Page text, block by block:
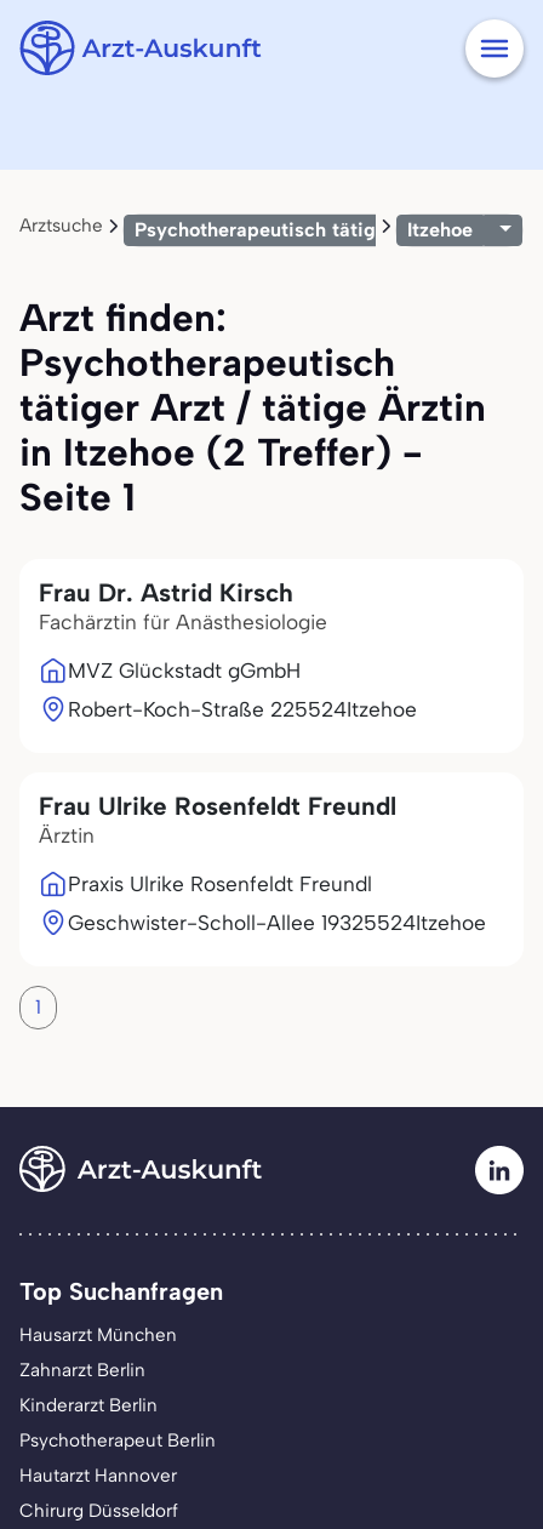
Arztsuche Psychotherapeutisch tätiger Arzt / tätige
Itzehoe
Arzt finden:
Psychotherapeutisch
tätiger Arzt / tätige Ärztin
in Itzehoe (2 Treffer) -
Seite 1
Frau Dr. Astrid Kirsch
Fachärztin für Anästhesiologie
MVZ Glückstadt gGmbH
Robert-Koch-Straße 225524Itzehoe
Frau Ulrike Rosenfeldt Freundl
Ärztin
Praxis Ulrike Rosenfeldt Freundl
Geschwister-Scholl-Allee 19325524Itzehoe
1
Top Suchanfragen
Hausarzt München
Zahnarzt Berlin
Kinderarzt Berlin
Psychotherapeut Berlin
Hautarzt Hannover
Chirurg Düsseldorf